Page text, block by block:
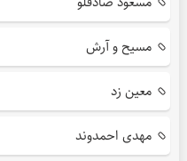
مسیح و آرش
معین زد
مهدی احمدوند